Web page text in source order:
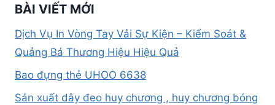
BÀI VIẾT MỚI
Dịch Vụ In Vòng Tay Vải Sự Kiện – Kiểm Soát &
Quảng Bá Thương Hiệu Hiệu Quả
Bao đựng thẻ UHOO 6638
Sản xuất dây đeo huy chương , huy chương bóng